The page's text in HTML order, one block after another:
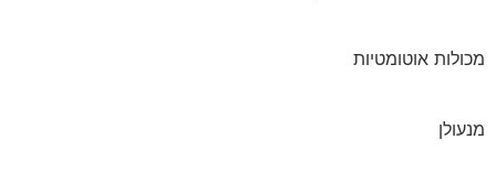
מכולות אוטומטיות
מנעולן